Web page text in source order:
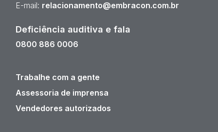
E-mail: relacionamento@embracon.com.br
Deficiência auditiva e fala
0800 886 0006
Trabalhe com a gente
Assessoria de imprensa
Vendedores autorizados